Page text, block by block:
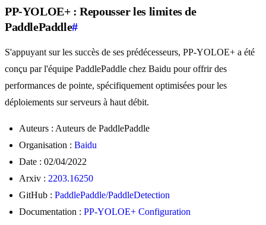
PP-YOLOE+ : Repousser les limites de
PaddlePaddle#
S'appuyant sur les succès de ses prédécesseurs, PP-YOLOE+ a été
conçu par l'équipe PaddlePaddle chez Baidu pour offrir des
performances de pointe, spécifiquement optimisées pour les
déploiements sur serveurs à haut débit.
Auteurs : Auteurs de PaddlePaddle
Organisation : Baidu
Date : 02/04/2022
Arxiv : 2203.16250
GitHub : PaddlePaddle/PaddleDetection
Documentation : PP-YOLOE+ Configuration